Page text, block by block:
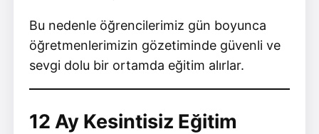
Bu nedenle öğrencilerimiz gün boyunca
öğretmenlerimizin gözetiminde güvenli ve
sevgi dolu bir ortamda eğitim alırlar.
12 Ay Kesintisiz Eğitim